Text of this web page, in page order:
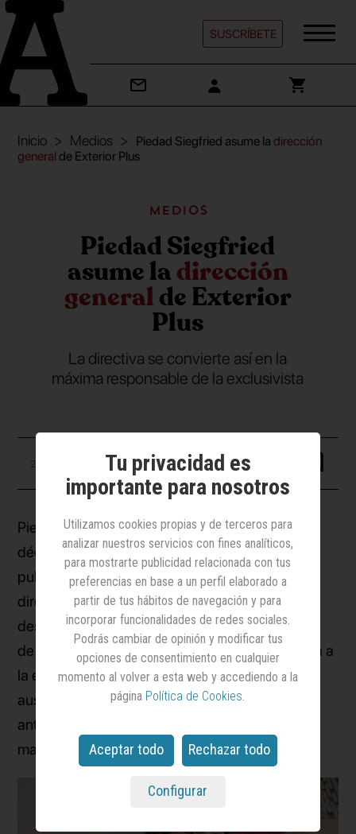
SUSCRÍBETE
Inicio Medios Piedad Siegfried asume la dirección
general de Exterior Plus
Medios
Piedad Siegfried
asume ladirección
generalde Exterior
Plus
La directiva se convierte así en la
máxima responsable de la exclusivista
29 mayo 2026
Piedad Siegfried, quien cuenta con más de dos
décadas de trayectoria en el negocio de la
publicidad exterior, ha sido promocionada a la
dirección general de Exterior Plus, una posición
desde la que asume la máxima responsabilidad
de la compañía. La directiva, que se reincorpora a
la exclusivista después de unos meses de
ausencia por motivos personales, ocupaba
anteriormente la dirección comercial y de
marketing.
Tu privacidad es
importante para nosotros
Utilizamos cookies propias y de terceros para
analizar nuestros servicios con fines analíticos,
para mostrarte publicidad relacionada con tus
preferencias en base a un perfil elaborado a
partir de tus hábitos de navegación y para
incorporar funcionalidades de redes sociales.
Podrás cambiar de opinión y modificar tus
opciones de consentimiento en cualquier
momento al volver a esta web y accediendo a la
página Política de Cookies.
Aceptar todo Rechazar todo
Configurar